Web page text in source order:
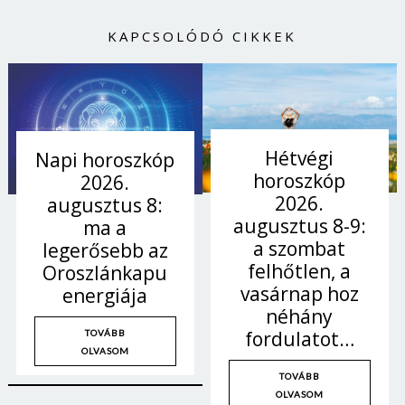
KAPCSOLÓDÓ CIKKEK
Napi horoszkóp
2026.
augusztus 8:
ma a
legerősebb az
Oroszlánkapu
energiája
TOVÁBB
OLVASOM
Hétvégi
horoszkóp
2026.
augusztus 8-9:
a szombat
felhőtlen, a
vasárnap hoz
néhány
fordulatot…
TOVÁBB
OLVASOM